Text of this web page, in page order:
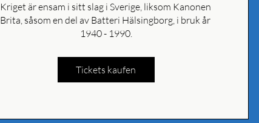
Kriget är ensam i sitt slag i Sverige, liksom Kanonen
Brita, såsom en del av Batteri Hälsingborg, i bruk år
1940 - 1990.
Tickets kaufen